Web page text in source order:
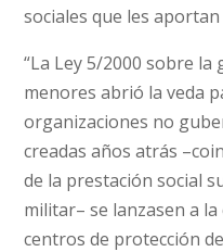
sociales que les
“La Ley 5/2000 sobre
menores abrió la veda
organizaciones no
creadas años atrás
de la prestación social
militar– se lanzasen a la
centros de protección